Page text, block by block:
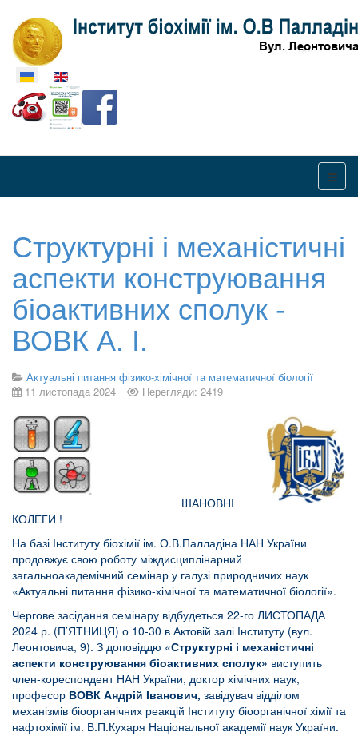
Оберіть свою мову
Структурні і механістичні
аспекти конструювання
біоактивних сполук -
ВОВК А. І.
Актуальні питання фізико-хімічної та математичної біології
11 листопада 2024
Перегляди: 2419
ШАНОВНІ
КОЛЕГИ !
На базі Інституту біохімії ім. О.В.Палладіна НАН України
продовжує свою роботу міждисциплінарний
загальноакадемічний семінар у галузі природничих наук
«Актуальні питання фізико-хімічної та математичної біології».
Чергове засідання семінару відбудеться 22-го ЛИСТОПАДА
2024 р. (П’ЯТНИЦЯ) о 10-30 в Актовій залі Інституту (вул.
Леонтовича, 9). З доповіддю «Структурні і механістичні
аспекти конструювання біоактивних сполук» виступить
член-кореспондент НАН України, доктор хімічних наук,
професор ВОВК Андрій Іванович, завідувач відділом
механізмів біоорганічних реакцій Інституту біоорганічної хімії та
нафтохімії ім. В.П.Кухаря Національної академії наук України.